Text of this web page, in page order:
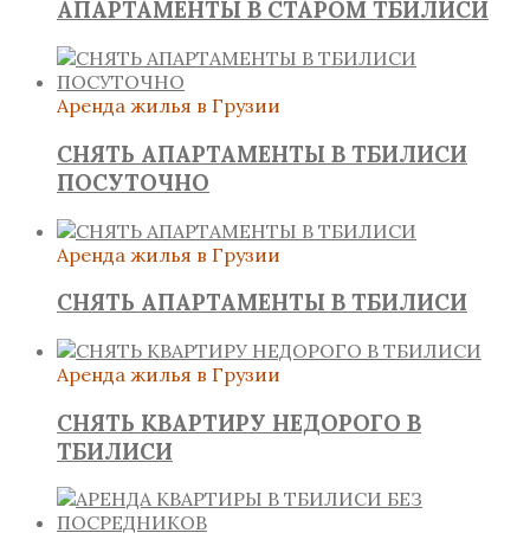
АПАРТАМЕНТЫ В СТАРОМ ТБИЛИСИ
Аренда жилья в Грузии
СНЯТЬ АПАРТАМЕНТЫ В ТБИЛИСИ
ПОСУТОЧНО
Аренда жилья в Грузии
СНЯТЬ АПАРТАМЕНТЫ В ТБИЛИСИ
Аренда жилья в Грузии
СНЯТЬ КВАРТИРУ НЕДОРОГО В
ТБИЛИСИ